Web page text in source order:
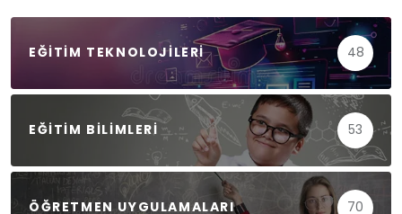
EĞITIM TEKNOLOJILERI 48
EĞITIM BILIMLERI 53
ÖĞRETMEN UYGULAMALARI 70